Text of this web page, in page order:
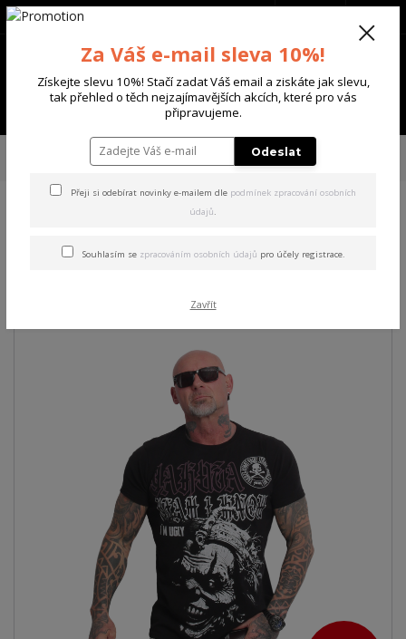
Menu
+420 702 136 620
TRIKA & TÍLKA
Yakuza pánské tričko Ugly Regular T-
Regular T-Shirt black 6XL
Za Váš e-mail sleva 10%!
Získejte slevu 10%! Stačí zadat Váš email a ziskáte jak slevu,
tak přehled o těch nejzajímavějších akcích, které pro vás
připravujeme.
Odeslat
Přeji si odebírat novinky e-mailem dle podmínek zpracování osobních
údajů.
Souhlasím se zpracováním osobních údajů pro účely registrace.
Zavřít